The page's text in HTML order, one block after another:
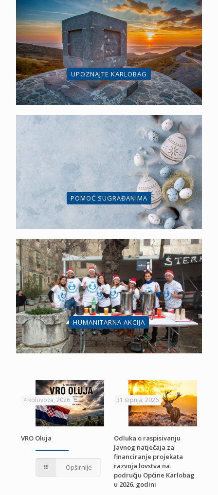
UPOZNAJTE KARLOBAG
POMOĆ SUGRAĐANIMA
HUMANITARNA AKCIJA
4 kolovoza, 2026
VRO Oluja
Opširnije
31 srpnja, 2026
Odluka o raspisivanju
Javnog natječaja za
financiranje projekata
razvoja lovstva na
području Općine Karlobag
u 2026. godini